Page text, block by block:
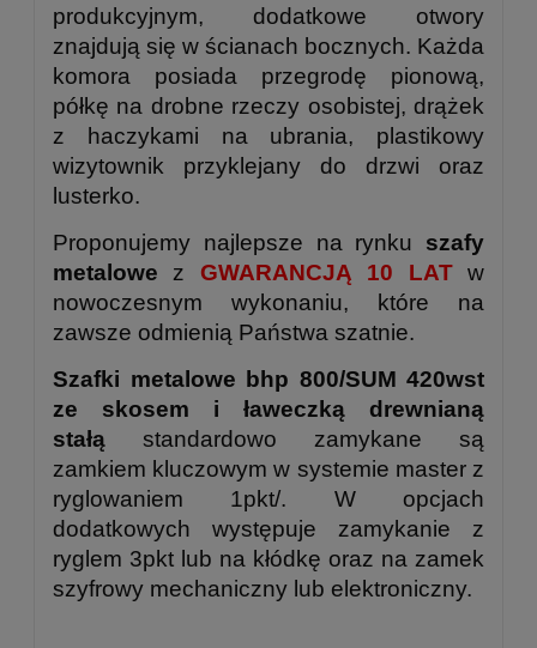
produkcyjnym, dodatkowe otwory
znajdują się w ścianach bocznych. Każda
komora posiada przegrodę pionową,
półkę na drobne rzeczy osobistej, drążek
z haczykami na ubrania, plastikowy
wizytownik przyklejany do drzwi oraz
lusterko.
Proponujemy najlepsze na rynku szafy
metalowe z GWARANCJĄ 10 LATw
nowoczesnym wykonaniu, które na
zawsze odmienią Państwa szatnie.
Szafki metalowe bhp 800/SUM 420wst
ze skosem i ławeczką drewnianą
stałą standardowo zamykane są
zamkiem kluczowym w systemie master z
ryglowaniem 1pkt/. W opcjach
dodatkowych występuje zamykanie z
ryglem 3pkt lub na kłódkę oraz na zamek
szyfrowy mechaniczny lub elektroniczny.